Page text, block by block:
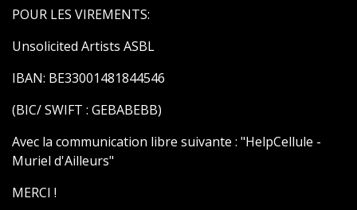
POUR LES VIREMENTS:
Unsolicited Artists ASBL
IBAN: BE33001481844546
(BIC/ SWIFT : GEBABEBB)
Avec la communication libre suivante : "HelpCellule -
Muriel d'Ailleurs"
MERCI !